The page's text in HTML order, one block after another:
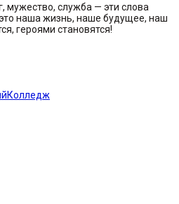
мужество, служба — эти слова
наша жизнь, наше будущее, наш
героями становятся!